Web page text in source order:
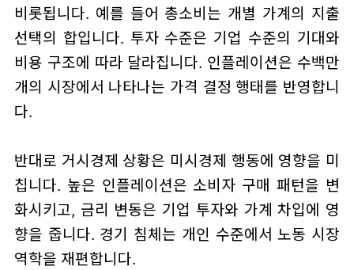
비롯됩니다. 예를 들어 총소비는 개별 가계의 지출
선택의 합입니다. 투자 수준은 기업 수준의 기대와
비용 구조에 따라 달라집니다. 인플레이션은 수백만
개의 시장에서 나타나는 가격 결정 행태를 반영합니
다.
반대로 거시경제 상황은 미시경제 행동에 영향을 미
칩니다. 높은 인플레이션은 소비자 구매 패턴을 변
화시키고, 금리 변동은 기업 투자와 가계 차입에 영
향을 줍니다. 경기 침체는 개인 수준에서 노동 시장
역학을 재편합니다.